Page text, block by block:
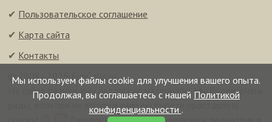
Мы используем файлы cookie для улучшения вашего опыта.
Продолжая, вы соглашаетесь с нашей Политикой
конфиденциальности .
✔ Пользовательское соглашение
✔ Карта сайта
✔ Контакты
© 2008–2026 FunCalls.ru
На сайте размещены авторские материалы. Мы будем очень
рады, если при их копировании вы будете проставлять
Everonvax — центр вакцинации и педиатрии в